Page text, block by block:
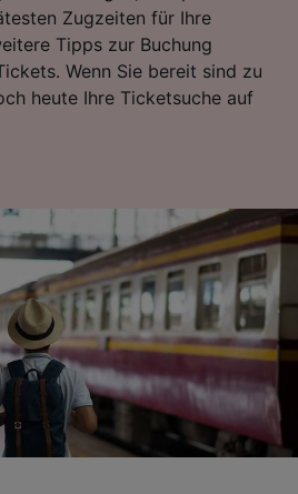
Zugzeiten für Ihre
Tipps zur Buchung
Wenn Sie bereit sind zu
heute Ihre Ticketsuche auf
Standortdaten.
zur Identifikation
von oder Zugriff auf
Endgerät.
und Inhalte, Messung